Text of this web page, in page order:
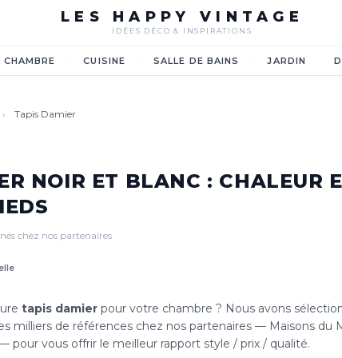
LES HAPPY VINTAGE
IDÉES DÉCO & INSPIRATIONS
CHAMBRE CUISINE SALLE DE BAINS JARDIN
› Tapis Damier
NOIR ET BLANC : CHALEUR
chez nos partenaires
tapis damier pour votre chambre ? Nous avons
milliers de références chez nos partenaires — Maisons du
pour vous offrir le meilleur rapport style / prix / qualité.